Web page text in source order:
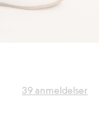
39 anmeldelser